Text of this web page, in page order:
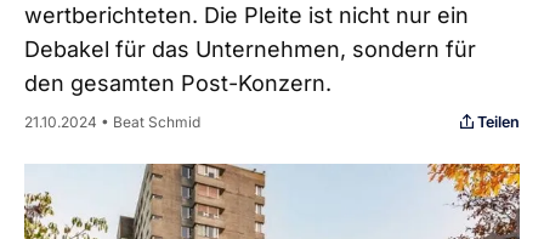
wertberichteten. Die Pleite ist nicht nur ein
Debakel für das Unternehmen, sondern für
den gesamten Post-Konzern.
21.10.2024 • Beat Schmid Teilen